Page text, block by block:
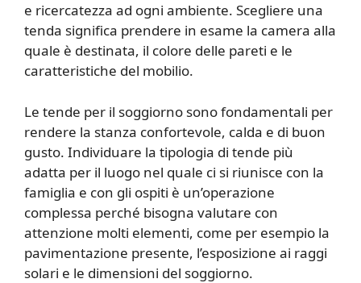
e ricercatezza ad ogni ambiente. Scegliere una
tenda significa prendere in esame la camera alla
quale è destinata, il colore delle pareti e le
caratteristiche del mobilio.
Le tende per il soggiorno sono fondamentali per
rendere la stanza confortevole, calda e di buon
gusto. Individuare la tipologia di tende più
adatta per il luogo nel quale ci si riunisce con la
famiglia e con gli ospiti è un’operazione
complessa perché bisogna valutare con
attenzione molti elementi, come per esempio la
pavimentazione presente, l’esposizione ai raggi
solari e le dimensioni del soggiorno.